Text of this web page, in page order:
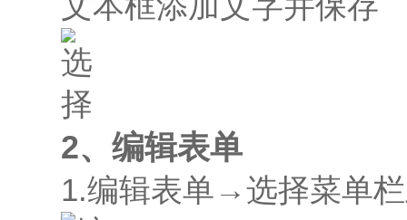
2、编辑表单
1.编辑表单→选择菜单